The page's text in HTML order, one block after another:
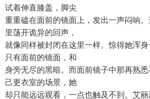
试着伸直膝盖，脚尖
重重磕在面前的镜面上，发出一声闷响
里荡开诡异的回声，
就像同样被封闭在这里一样。惊得她浑
只有面前的镜面，和
身旁无尽的黑暗。而面前镜子中那再熟
己更衣室的场景，她
却只能远远观看，一点也触及不到。艾